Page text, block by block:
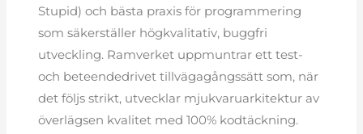
Stupid) och bästa praxis för programmering
som säkerställer högkvalitativ, buggfri
utveckling. Ramverket uppmuntrar ett test-
och beteendedrivet tillvägagångssätt som, när
det följs strikt, utvecklar mjukvaruarkitektur av
överlägsen kvalitet med 100% kodtäckning.